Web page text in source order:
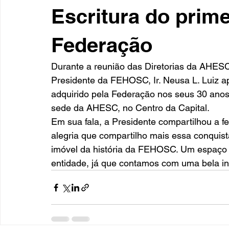
Escritura do
Federação
Durante a reunião das Diretorias da
Presidente da FEHOSC, Ir. Neusa L. Luiz
adquirido pela Federação nos seus 30
sede da AHESC, no Centro da Capital.
Em sua fala, a Presidente compartilhou a
alegria que compartilho mais essa
imóvel da história da FEHOSC. Um
entidade, já que contamos com uma bela